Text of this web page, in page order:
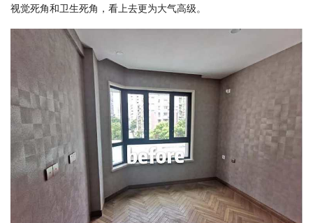
视觉死角和卫生死角，看上去更为大气高级。